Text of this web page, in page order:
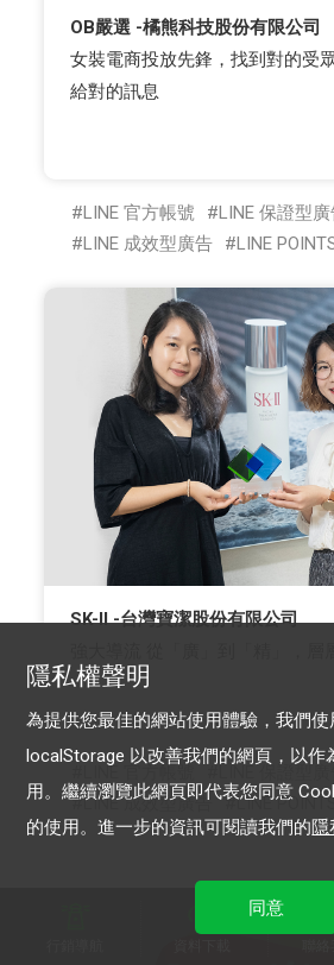
OB嚴選 -橘熊科技股份有限公司
女裝電商投放先鋒，找到對的受
給對的訊息
LINE 官方帳號
LINE 保證型
LINE 成效型廣告
LINE
SK-II -台灣寶潔股份有限公司
LINE 官方帳號
LINE 成效型廣告
LINE
隱私權聲明
為提供您最佳的網站使用體驗，我們使
localStorage 以改善我們的網頁，以作
用。繼續瀏覽此網頁即代表您同意
的使用。進一步的資訊可閱讀我們的隱
同意